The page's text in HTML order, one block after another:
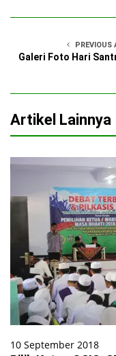
PREVIOUS
Galeri Foto Hari
Artikel Lainnya
10 September 2018